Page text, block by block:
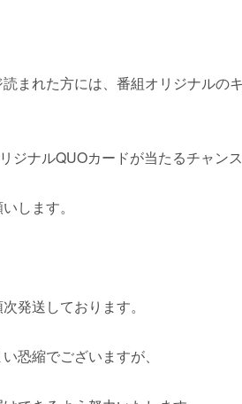
まれた方には、番組オリジナルの
ジナルQUOカードが当たるチャン
します。
発送しております。
恐縮でございますが、